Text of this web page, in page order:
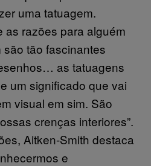
uma tatuagem.
as razões para alguém
tão fascinantes
as tatuagens
um significado que vai
visual em sim. São
crenças interiores”.
Aitken-Smith destaca
e